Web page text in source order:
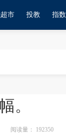
市 投教 指数
。
阅读量： 192350